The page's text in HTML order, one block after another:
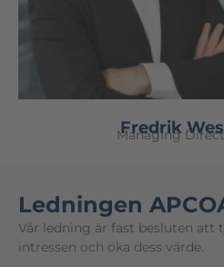
Fredrik
Managing
Ledningen
Vår ledning är fast besluten att
intressen och öka dess värde.